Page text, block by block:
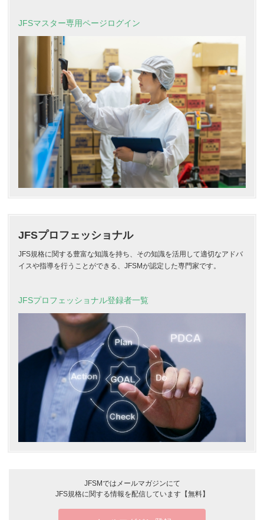
JFSマスター専用ページログイン
JFSプロフェッショナル
JFS規格に関する豊富な知識を持ち、その知識を活用して適切なアドバ
イスや指導を行うことができる、JFSMが認定した専門家です。
JFSプロフェッショナル登録者一覧
JFSMではメールマガジンにて
JFS規格に関する情報を配信しています【無料】